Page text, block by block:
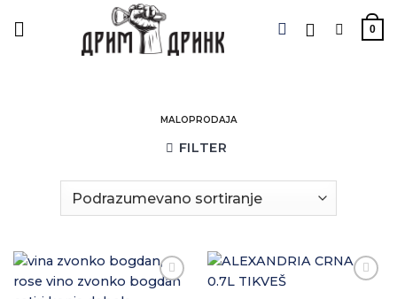
0
MALOPRODAJA
FILTER
Zaprati